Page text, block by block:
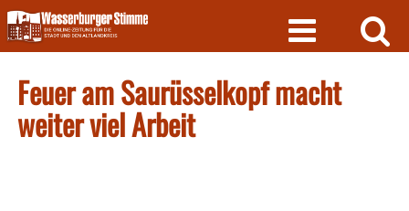
Skip
to
content
Feuer am Saurüsselkopf macht
weiter viel Arbeit